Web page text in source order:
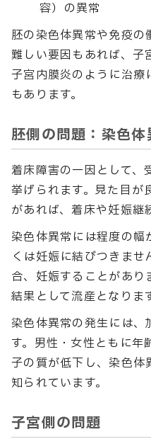
容）の異常
胚の染色体異常や免疫
難しい要因もあれば、子
子宮内膜炎のように治療
もあります。
胚側の問題：染色体
着床障害の一因として、
挙げられます。見た目が
があれば、着床や妊娠継
染色体異常には程度の幅
くは妊娠に結びつきま
合、妊娠することがあり
結果として流産となりま
染色体異常の発生には、
す。男性・女性ともに年
子の質が低下し、染色体
知られています。
子宮側の問題